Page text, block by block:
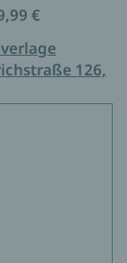
€
126,